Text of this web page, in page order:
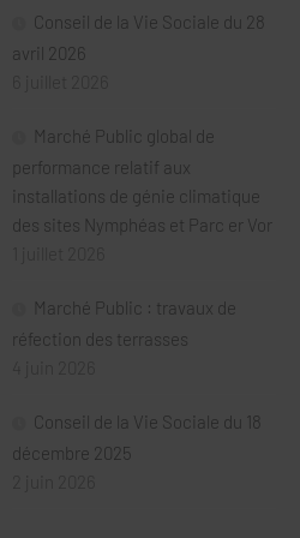
Conseil de la Vie Sociale du 28
avril 2026
Marché Public global de
performance relatif aux
installations de génie climatique
des sites Nymphéas et Parc er Vor
Marché Public : travaux de
réfection des terrasses
Conseil de la Vie Sociale du 18
décembre 2025